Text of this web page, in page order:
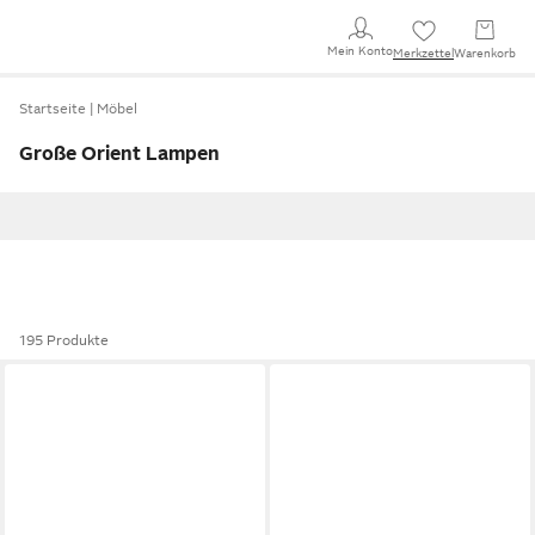
Mein KontoMerkzettel Warenkorb
Startseite Möbel
Große Orient Lampen
195 Produkte